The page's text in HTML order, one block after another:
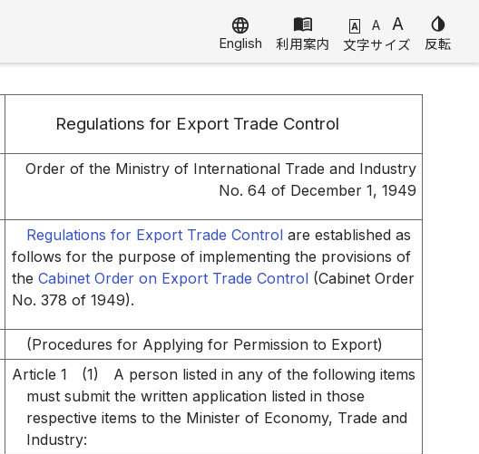
language
English
menu_book
利用案内
A A A
文字サイズ
invert_colors
反転
Regulations for Export Trade Control
Order of the Ministry of International Trade and Industry
No. 64 of December 1, 1949
Regulations for Export Trade Control are established as
follows for the purpose of implementing the provisions of
the Cabinet Order on Export Trade Control(Cabinet Order
No. 378 of 1949).
(Procedures for Applying for Permission to Export)
Article 1 (1)
A person listed in any of the following items
must submit the written application listed in those
respective items to the Minister of Economy, Trade and
Industry: